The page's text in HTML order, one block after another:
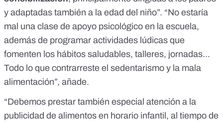
y adaptadas también a la edad del niño”. “No estaría
mal una clase de apoyo psicológico en la escuela,
además de programar actividades lúdicas que
fomenten los hábitos saludables, talleres, jornadas...
Todo lo que contrarreste el sedentarismo y la mala
alimentación”, añade.
“Debemos prestar también especial atención a la
publicidad de alimentos en horario infantil, al tiempo de